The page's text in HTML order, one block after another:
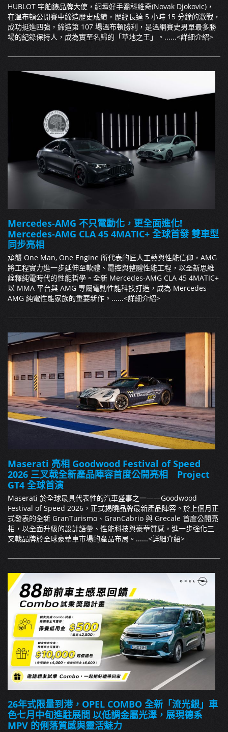
HUBLOT 宇舶錶品牌大使，網壇好手喬科維奇(Novak Djokovic)，
在溫布頓公開賽中締造歷史成績，歷經長達 5 小時 15 分鐘的激戰，
成功挺進四強，締造第 107 場溫布頓勝利，是溫網賽史男單最多勝
場的紀錄保持人，成為實至名歸的「草地之王」。......<詳細介紹>
Mercedes-AMG 不只電動化，更全面進化!
Mercedes-AMG CLA 45 4MATIC+ 全球首發 雙車型
同步亮相
承襲 One Man, One Engine 所代表的匠人工藝與性能信仰，AMG
將工程實力進一步延伸至軟體、電控與整體性能工程，以全新思維
詮釋純電時代的性能哲學。全新 Mercedes-AMG CLA 45 4MATIC+
以 MMA 平台與 AMG 專屬電動性能科技打造，成為 Mercedes-
AMG 純電性能家族的重要新作。......<詳細介紹>
Maserati 亮相 Goodwood Festival of Speed
2026 三叉戟全新產品陣容首度公開亮相 Project
GT4 全球首演
Maserati 於全球最具代表性的汽車盛事之一——Goodwood
Festival of Speed 2026，正式揭曉品牌最新產品陣容。於上個月正
式發表的全新 GranTurismo、GranCabrio 與 Grecale 首度公開亮
相，以全面升級的設計語彙、性能科技與豪華質感，進一步強化三
叉戟品牌於全球豪華車市場的產品布局。......<詳細介紹>
26年式限量到港，OPEL COMBO 全新「流光銀」車
色七月中旬進駐展間 以低調金屬光澤，展現德系
MPV 的俐落質感與靈活魅力